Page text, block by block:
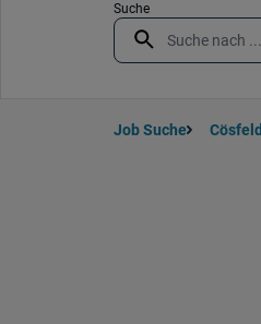
Suche
Job Suche Cösfeld